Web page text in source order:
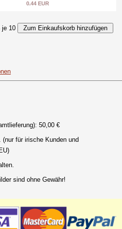
0.44 EUR
je 10
50,00 €
für irische Kunden und
sind ohne Gewähr!